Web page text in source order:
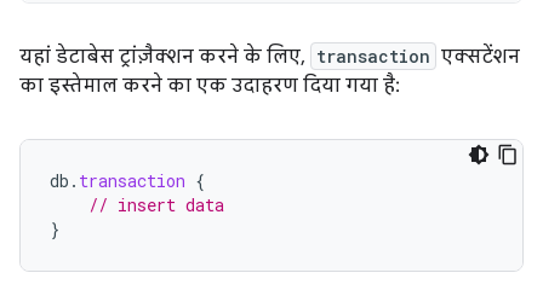
यहां डेटाबेस ट्रांज़ैक्शन करने के लिए, transaction एक्सटेंशन
का इस्तेमाल करने का एक उदाहरण दिया गया है:
db . transaction {
// insert data
}